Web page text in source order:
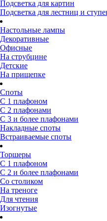
Подсветка для картин
Подсветка для лестниц и
Настольные лампы
Декоративные
Офисные
На струбцине
Детские
На прищепке
Споты
С 1 плафоном
С 2 плафонами
С 3 и более плафонами
Накладные споты
Встраиваемые споты
Торшеры
С 1 плафоном
С 2 и более плафонами
Со столиком
На треноге
Для чтения
Изогнутые